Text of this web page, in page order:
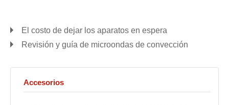
El costo de dejar los aparatos en espera
Revisión y guía de microondas de convección
Accesorios